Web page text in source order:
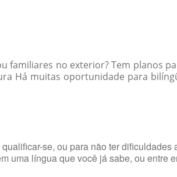
familiares no exterior? Tem planos
Há muitas oportunidade para
se, ou para não ter
uma língua que você já sabe, ou entre